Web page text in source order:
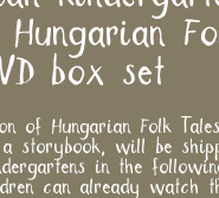
Hungarian
box set
of Hungarian Folk
storybook, will be
in the
can already watch